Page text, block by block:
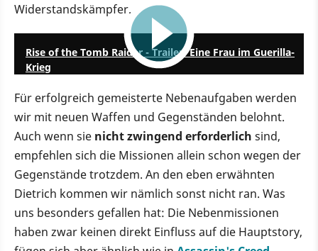
Widerstandskämpfer.
Rise of the Tomb Raider - Trailer: Eine Frau im Guerilla-
Krieg
Für erfolgreich gemeisterte Nebenaufgaben werden
wir mit neuen Waffen und Gegenständen belohnt.
Auch wenn sie nicht zwingend erforderlich sind,
empfehlen sich die Missionen allein schon wegen der
Gegenstände trotzdem. An den eben erwähnten
Dietrich kommen wir nämlich sonst nicht ran. Was
uns besonders gefallen hat: Die Nebenmissionen
haben zwar keinen direkt Einfluss auf die Hauptstory,